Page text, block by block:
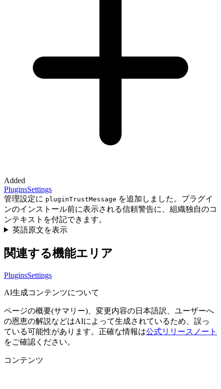
Added
PluginsSettings
管理設定に pluginTrustMessage を追加しました。プラグイ
ンのインストール前に表示される信頼警告に、組織独自のコ
ンテキストを付記できます。
英語原文を表示
関連する機能エリア
PluginsSettings
AI生成コンテンツについて
ページの概要(サマリー)、変更内容の日本語訳、ユーザーへ
の恩恵の解説などはAIによって生成されているため、誤っ
ている可能性があります。正確な情報は公式リリースノート
をご確認ください。
コンテンツ